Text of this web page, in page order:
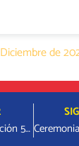
de
Ceremonia de Premiación 5° a 8° Básico